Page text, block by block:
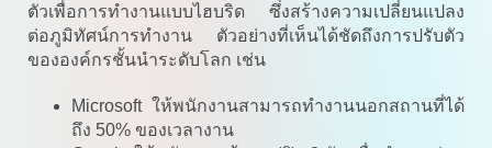
ตัวเพื่อการทำงานแบบไฮบริด ซึ่งสร้างความเปลี่ยนแปลง
ต่อภูมิทัศน์การทำงาน ตัวอย่างที่เห็นได้ชัดถึงการปรับตัว
ขององค์กรชั้นนำระดับโลก เช่น
Microsoft ให้พนักงานสามารถทำงานนอกสถานที่ได้
ถึง 50% ของเวลางาน